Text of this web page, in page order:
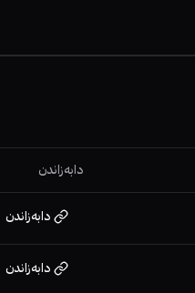
دابەزاندن
دابەزاندن
دابەزاندن